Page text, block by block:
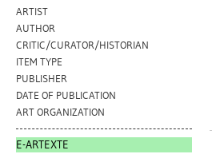
ARTIST
AUTHOR
CRITIC/CURATOR/HISTORIAN
ITEM TYPE
PUBLISHER
DATE OF PUBLICATION
ART ORGANIZATION
E-ARTEXTE